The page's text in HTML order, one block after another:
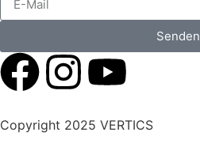
Senden
Copyright 2025 VERTICS